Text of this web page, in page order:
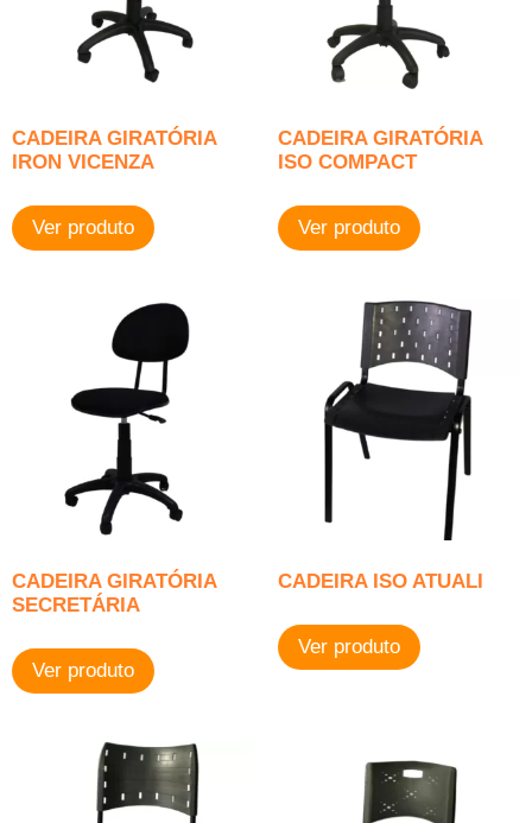
CADEIRA GIRATÓRIA
IRON VICENZA
Ver produto
CADEIRA GIRATÓRIA
ISO COMPACT
Ver produto
CADEIRA GIRATÓRIA
SECRETÁRIA
Ver produto
CADEIRA ISO ATUALI
Ver produto